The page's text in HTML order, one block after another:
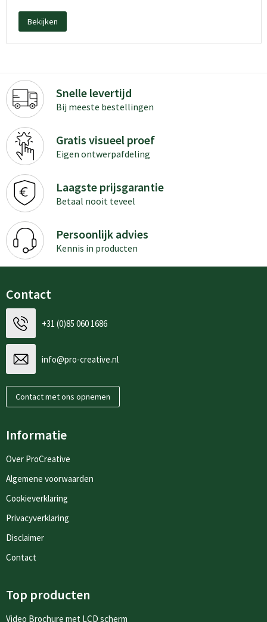
Bekijken
Snelle levertijd
Bij meeste bestellingen
Gratis visueel proef
Eigen ontwerpafdeling
Laagste prijsgarantie
Betaal nooit teveel
Persoonlijk advies
Kennis in producten
Contact
+31 (0)85 060 1686
info@pro-creative.nl
Contact met ons opnemen
Informatie
Over ProCreative
Algemene voorwaarden
Cookieverklaring
Privacyverklaring
Disclaimer
Contact
Top producten
Video Brochure met LCD scherm